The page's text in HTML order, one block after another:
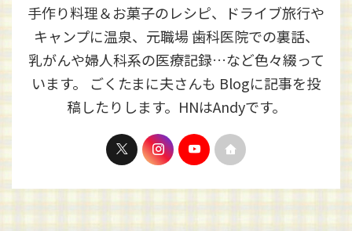
手作り料理＆お菓子のレシピ、ドライブ旅行や
キャンプに温泉、元職場 歯科医院での裏話、
乳がんや婦人科系の医療記録…など色々綴って
います。 ごくたまに夫さんも Blogに記事を投
稿したりします。HNはAndyです。